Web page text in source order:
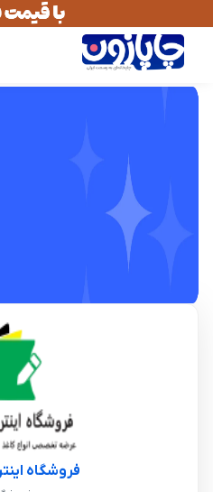
فروشگاه